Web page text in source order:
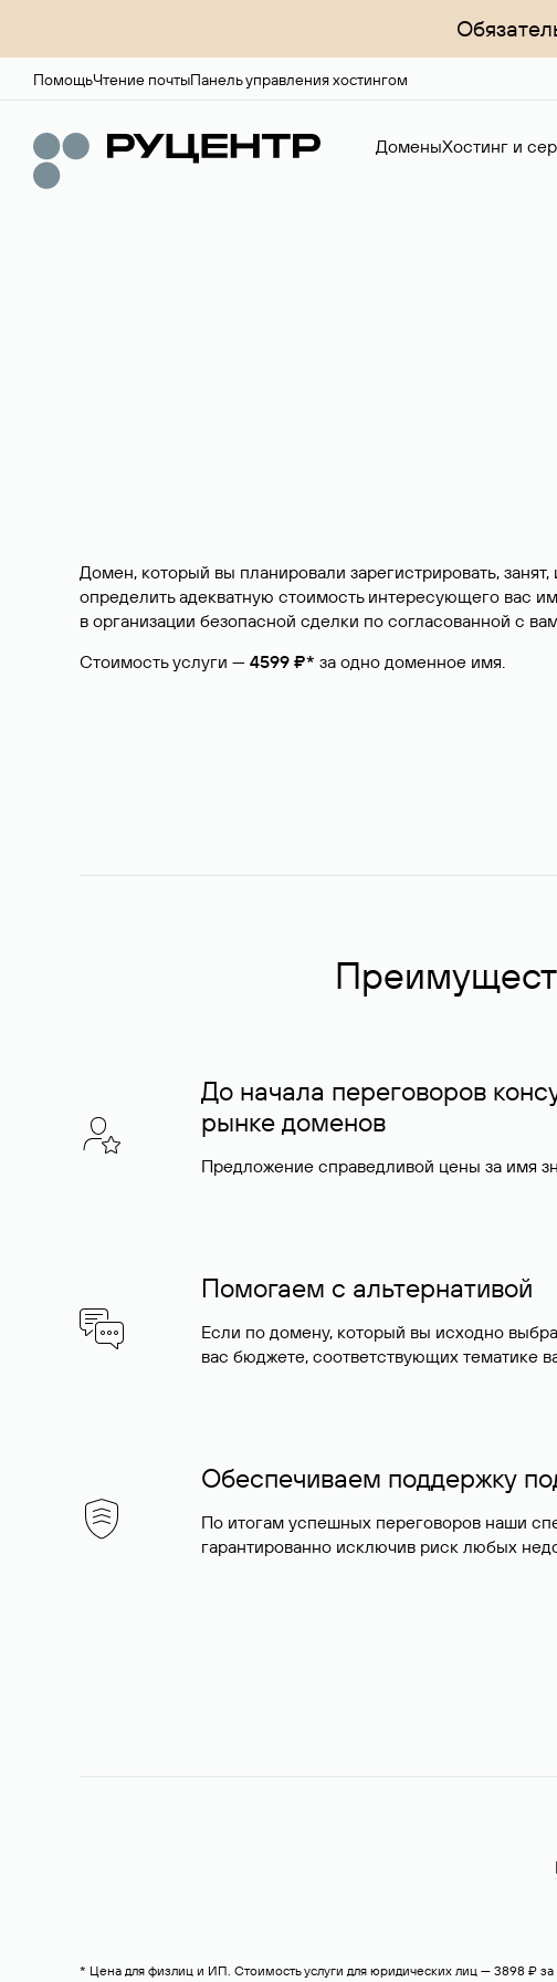
ПомощьЧтение почтыПанель управления хостингом
ДоменыХостинг и
Домен, который вы планировали зарегистрировать,
определить адекватную стоимость интересующего вас
в организации безопасной сделки по согласованной с
Стоимость услуги — 4599 ₽* за одно доменное имя.
До начала переговоров
рынке доменов
Предложение справедливой цены за имя
Помогаем с альтернативой
Если по домену, который вы исходно
вас бюджете, соответствующих тематике
Обеспечиваем поддержку
По итогам успешных переговоров наши
гарантированно исключив риск любых
* Цена для физлиц и ИП. Стоимость услуги для юридических лиц — 3898 ₽